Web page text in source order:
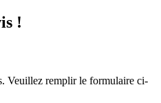
!
Veuillez remplir le formulaire ci-